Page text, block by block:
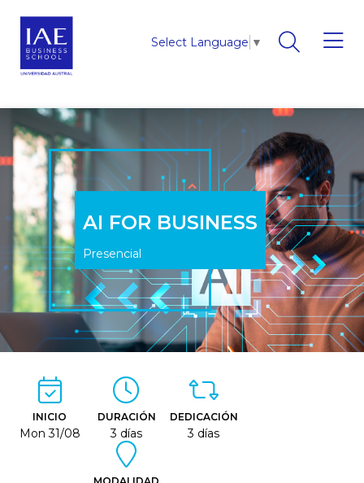
Select Language ▼
AI FOR BUSINESS
Presencial
INICIO
Mon 31/08
DURACIÓN
3 días
DEDICACIÓN
3 días